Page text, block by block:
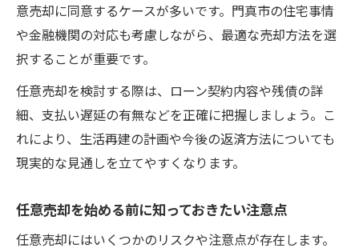
意売却に同意するケースが多いです。門真市の住宅事情
や金融機関の対応も考慮しながら、最適な売却方法を選
択することが重要です。
任意売却を検討する際は、ローン契約内容や残債の詳
細、支払い遅延の有無などを正確に把握しましょう。こ
れにより、生活再建の計画や今後の返済方法についても
現実的な見通しを立てやすくなります。
任意売却を始める前に知っておきたい注意点
任意売却にはいくつかのリスクや注意点が存在します。